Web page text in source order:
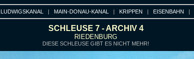
LUDWIGSKANAL | MAIN-DONAU-KANAL | KRIPPEN | EISENBAHN |
SCHLEUSE 7 - ARCHIV 4
RIEDENBURG
DIESE SCHLEUSE GIBT ES NICHT MEHR!